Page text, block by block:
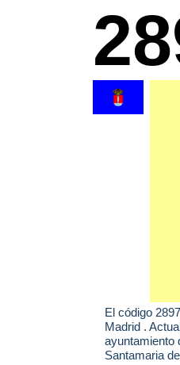
El código
Madrid .
ayuntamiento
Santamaria